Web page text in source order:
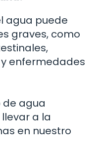
agua puede
graves, como
enfermedades
de agua
a la
en nuestro